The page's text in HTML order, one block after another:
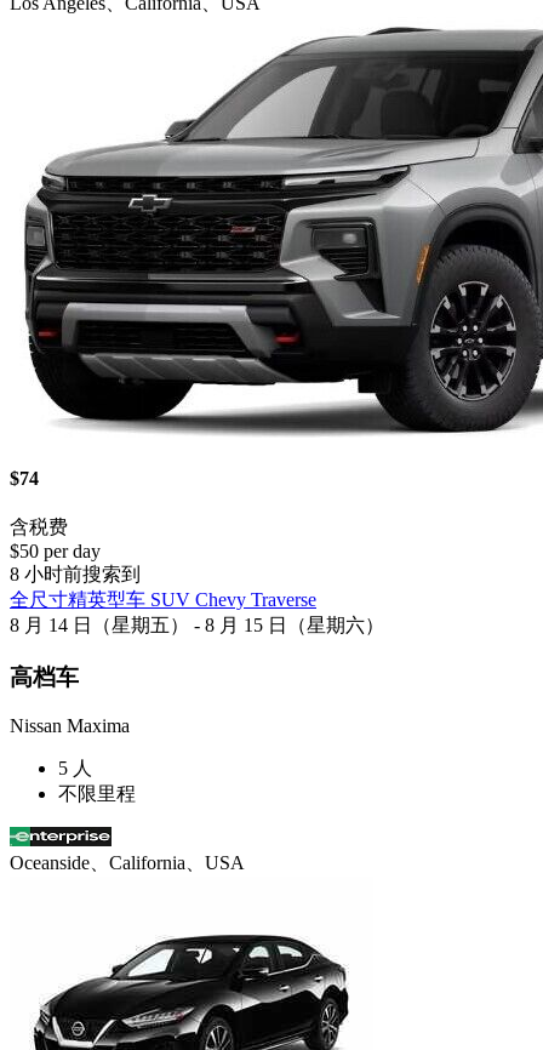
$74
含税费
$50 per day
8 小时前搜索到
全尺寸精英型车 SUV Chevy Traverse
8 月 14 日（星期五） - 8 月 15 日（星期六）
高档车
Nissan Maxima
5 人
不限里程
Oceanside、California、USA